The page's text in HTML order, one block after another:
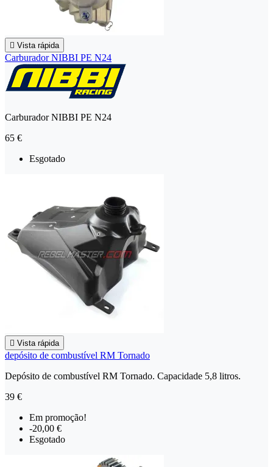
 Vista rápida
Carburador NIBBI PE N24
Carburador NIBBI PE N24
65 €
Esgotado
 Vista rápida
depósito de combustível RM Tornado
Depósito de combustível RM Tornado. Capacidade 5,8 litros.
39 €
Em promoção!
-20,00 €
Esgotado